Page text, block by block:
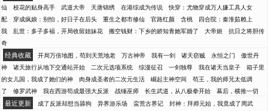
仙
校花的贴身高手 武道大帝 天唐锦绣 在港综成为传说
快穿：尤物穿成万人嫌工具人女
配
穿成疯娘：别怕，好日子在后头 重生之都市修仙 官路红颜 含桃
四合院：秦淮茹赖上
我
乱世：多子多福，开局收留姐妹花 搬空钱财：下乡的娇知青她军婚了 大帝姬
抗日之将胆传
奇
经典收藏 开局万倍地图，苟到天荒地老 万古神帝 我有一剑 诸天窃贼 永恒之门
傲世丹
神
诸天旅行从地下交通站开始 二次元选项系统 综漫征召 一剑独尊 我在诸天当皇子
箱子里
的女儿国，我成了她们的神
肉身成圣者的二次元生活 崛起主神空间
苟王，我的师兄太低调
了
修罗武神 我在西游苟成最强大反派 战锤巫师 长生武道，从八极拳开始 幕后，横推一切
最近更新 成了反派却想当舔狗 异界游乐场 蛮荒古界记 封神：拜师元始，我竟成了周武